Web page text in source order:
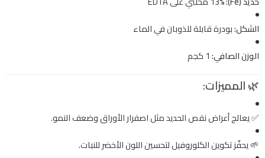
الشكل:بودرة قابلة للذوبان في الماء
الوزن الصافي:
🌿المميزات:
✅ يعالج أعراض نقص الحديد مثل اصفرار الأوراق وضعف النمو.
🌱 يحفّز تكوين الكلوروفيل لتحسين اللون الأخضر للنبات.